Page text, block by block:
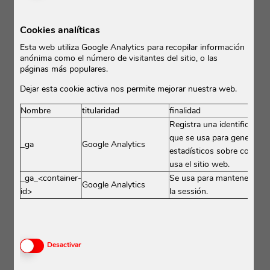
Cookies analíticas
Esta web utiliza Google Analytics para recopilar información
anónima como el número de visitantes del sitio, o las
páginas más populares.
Dejar esta cookie activa nos permite mejorar nuestra web.
Nombre
titularidad finalidad
_ga Google Analytics
Registra una
que se usa para generar
estadísticos sobre com el
usa el sitio web.
_ga_<container-
id>
Google Analytics
Se usa para mantener el
la sessión.
Activar o desactivar las cookies
Desactivar